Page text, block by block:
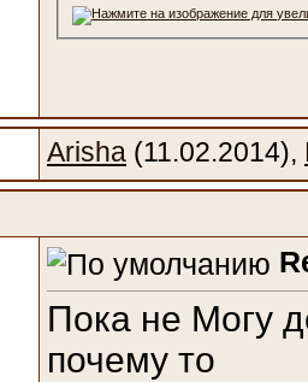
Arisha (11.02.2014),
Пока не Могу
почему то